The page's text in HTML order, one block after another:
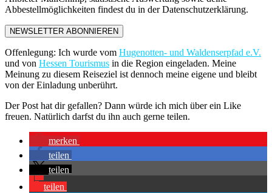
Abbestellmöglichkeiten findest du in der Datenschutzerklärung.
NEWSLETTER ABONNIEREN
Offenlegung: Ich wurde vom Hugenotten- und Waldenserpfad e.V.
und von Hessen Tourismus in die Region eingeladen. Meine
Meinung zu diesem Reiseziel ist dennoch meine eigene und bleibt
von der Einladung unberührt.
Der Post hat dir gefallen? Dann würde ich mich über ein Like
freuen. Natürlich darfst du ihn auch gerne teilen.
merken
teilen
teilen
teilen